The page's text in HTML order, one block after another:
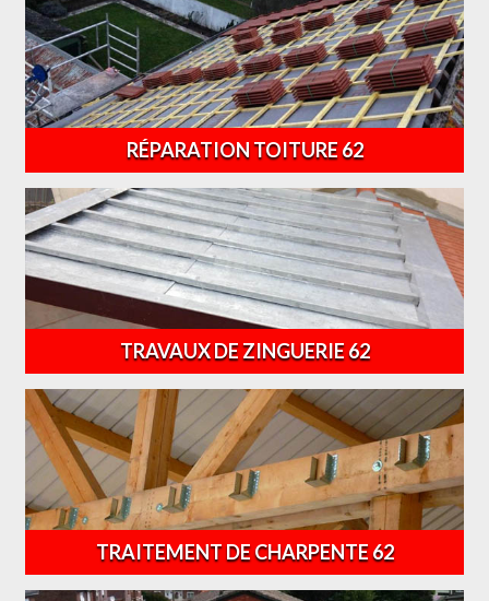
RÉPARATION TOITURE 62
TRAVAUX DE ZINGUERIE 62
TRAITEMENT DE CHARPENTE 62